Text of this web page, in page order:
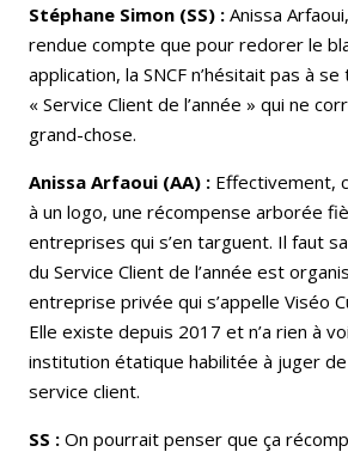
Stéphane Simon (SS) : Anissa
rendue compte que pour redorer le
application, la SNCF n’hésitait pas à
« Service Client de l’année » qui ne
grand-chose.
Anissa Arfaoui (AA) : Effectivement,
à un logo, une récompense arborée
entreprises qui s’en targuent. Il faut
du Service Client de l’année est
entreprise privée qui s’appelle Viséo
Elle existe depuis 2017 et n’a rien à
institution étatique habilitée à juger de
service client.
SS : On pourrait penser que ça